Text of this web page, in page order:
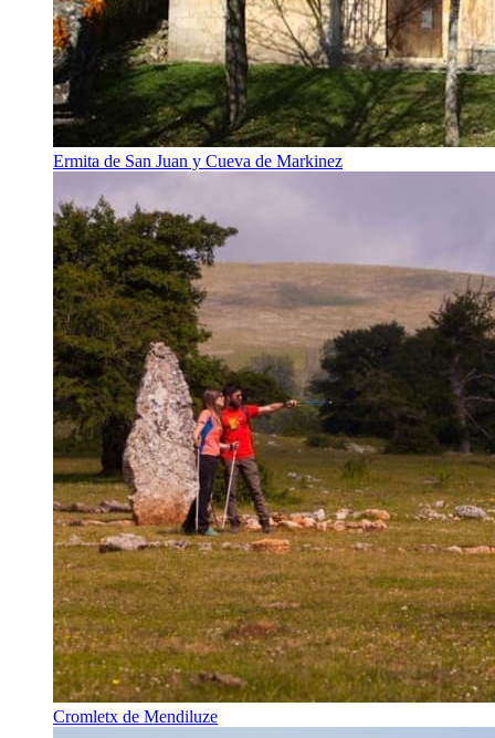
Ermita de San Juan y Cueva de Markinez
Cromletx de Mendiluze